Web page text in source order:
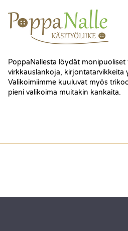
PoppaNallesta löydät monipuoliset
virkkauslankoja, kirjontatarvikkeita
Valikoimiimme kuuluvat myös
pieni valikoima muitakin kankaita.